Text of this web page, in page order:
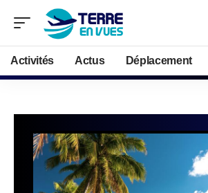
Activités Actus Déplacement